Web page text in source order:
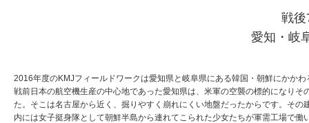
戦後
愛知・岐
2016年度のKMJフィールドワークは愛知県と岐阜県にある韓国・朝鮮にかか
戦前日本の航空機生産の中心地であった愛知県は、米軍の空襲の標的になり
た。そこは名古屋から近く、掘りやすく崩れにくい地盤だったからです。そ
内には女子挺身隊として朝鮮半島から連れてこられた少女たちが軍需工場で